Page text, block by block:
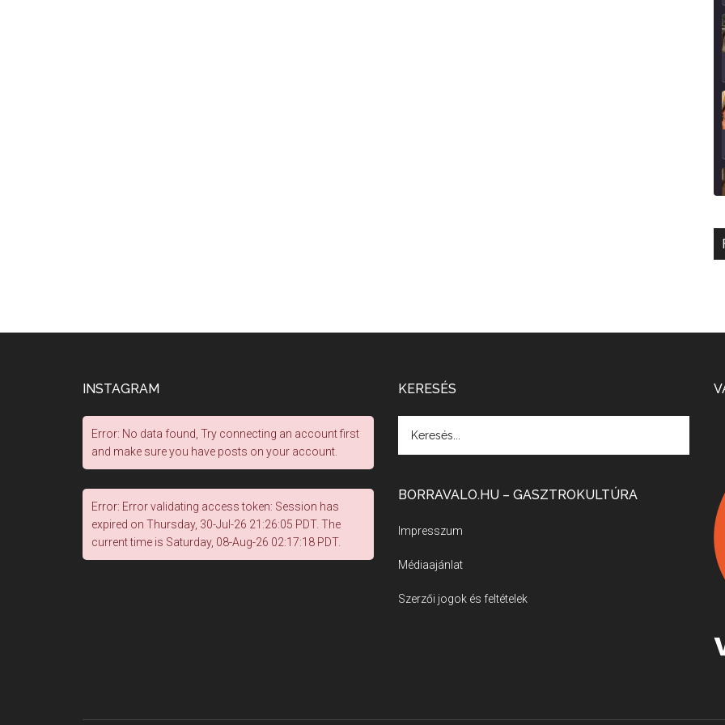
INSTAGRAM
Error: No data found, Try connecting an account first
and make sure you have posts on your account.
Error: Error validating access token: Session has
expired on Thursday, 30-Jul-26 21:26:05 PDT. The
current time is Saturday, 08-Aug-26 02:17:18 PDT.
KERESÉS
BORRAVALO.HU – GASZTROKULTÚRA
Impresszum
Médiaajánlat
Szerzői jogok és feltételek